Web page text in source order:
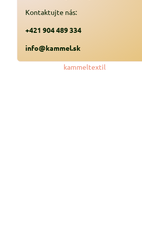
Kontaktujte nás:
+421 904 489 334
info@kammel.sk
kammeltextil